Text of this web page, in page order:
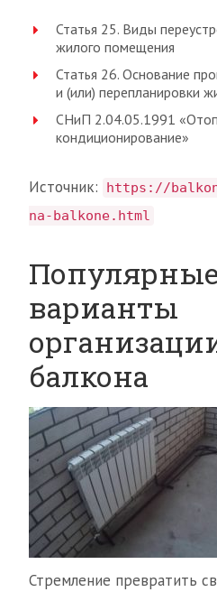
Статья 25. Виды
жилого помещения
Статья 26. Основание
и (или) перепланировки
СНиП 2.04.05.1991
кондиционирование»
Источник:
https://
na-balkone.html
Популярные
варианты
балкона
Стремление превратить